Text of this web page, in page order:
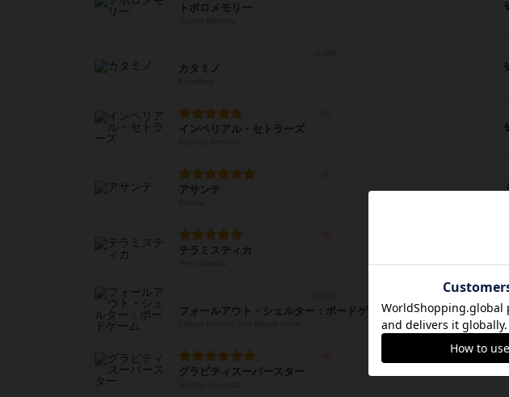
トポロメモリー
カタミノ
インペリアル・セトラーズ
アサンテ
テラミスティカ
フォールアウト・シェルター：ボードゲーム
グラビティスーパースター